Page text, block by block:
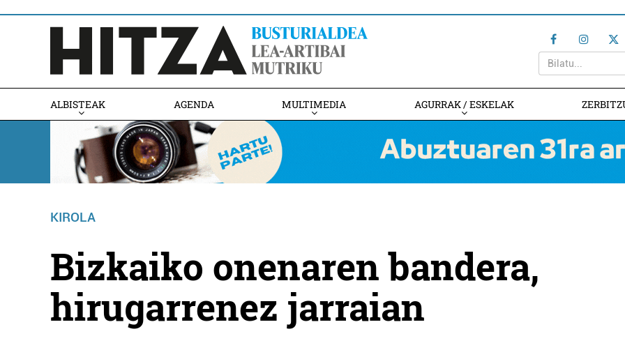
ALBISTEAK AGENDA MULTIMEDIA AGURRAK / ESKELAK
KIROLA
Bizkaiko onenaren bandera,
hirugarrenez jarraian